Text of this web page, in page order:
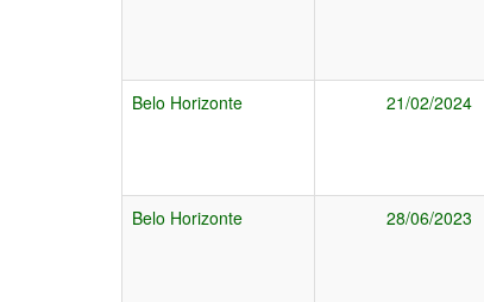
Belo Horizonte 21/02/2024
Belo Horizonte 28/06/2023